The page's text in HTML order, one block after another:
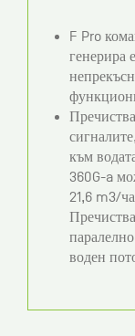
F Pro
генерира
към
360G-a
21,6 m3/
воден